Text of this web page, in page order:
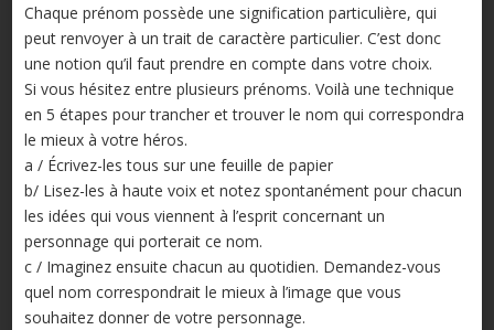
Chaque prénom possède une signification particulière, qui
peut renvoyer à un trait de caractère particulier. C’est donc
une notion qu’il faut prendre en compte dans votre choix.
Si vous hésitez entre plusieurs prénoms. Voilà une technique
en 5 étapes pour trancher et trouver le nom qui correspondra
le mieux à votre héros.
a / Écrivez-les tous sur une feuille de papier
b/ Lisez-les à haute voix et notez spontanément pour chacun
les idées qui vous viennent à l’esprit concernant un
personnage qui porterait ce nom.
c / Imaginez ensuite chacun au quotidien. Demandez-vous
quel nom correspondrait le mieux à l’image que vous
souhaitez donner de votre personnage.